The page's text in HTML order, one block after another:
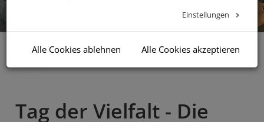
Vorlesen
Tag der Vielfalt - Die
Einstellungen
Alle Cookies ablehnen Alle Cookies akzeptieren